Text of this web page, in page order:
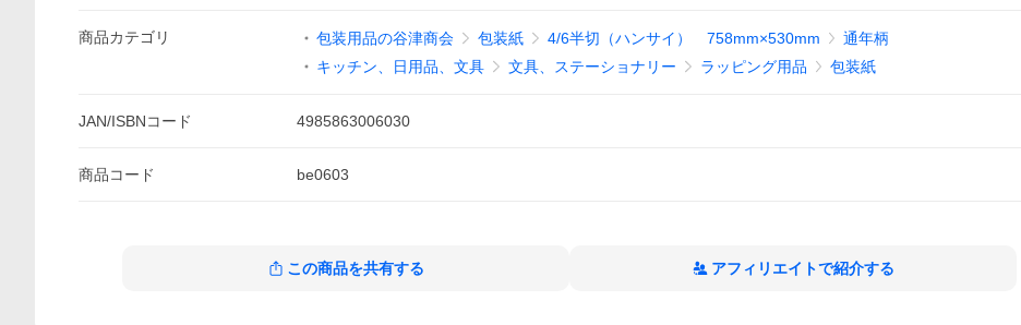
商品カテゴリ 包装用品の谷津商会 包装紙 4/6半切（ハンサイ） 758mm×530mm
通年柄
キッチン、日用品、文具
文具、ステーショナリー ラッピング用品 包装紙
JAN/ISBNコード 4985863006030
商品コード be0603
この商品を共有する アフィリエイトで紹介する